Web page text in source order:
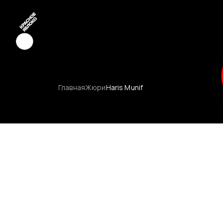
Молодые
ГлавнаяЖюриHaris Munif